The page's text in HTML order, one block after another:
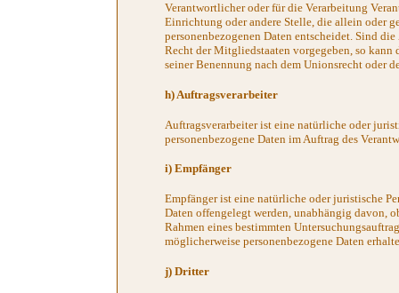
Verantwortlicher oder für die Verarbeitung
Einrichtung oder andere Stelle, die allein oder
personenbezogenen Daten entscheidet. Sind
Recht der Mitgliedstaaten vorgegeben, so
seiner Benennung nach dem Unionsrecht oder
h) Auftragsverarbeiter
Auftragsverarbeiter ist eine natürliche oder
personenbezogene Daten im Auftrag des
i) Empfänger
Empfänger ist eine natürliche oder juristische
Daten offengelegt werden, unabhängig davon,
Rahmen eines bestimmten
möglicherweise personenbezogene Daten
j) Dritter